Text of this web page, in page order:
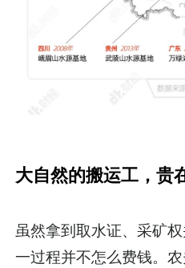
大自然的搬运工，贵
虽然拿到取水证、采矿
一过程并不怎么费钱。